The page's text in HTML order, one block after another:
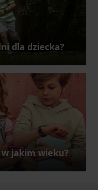
dla dziecka?
jakim wieku?